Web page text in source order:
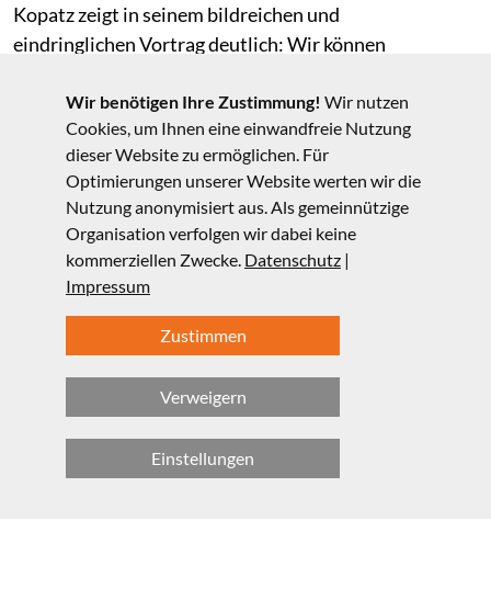
Kopatz zeigt in seinem bildreichen und
eindringlichen Vortrag deutlich: Wir können
mit Klimawandel oder Massentierhaltung befassen zu
müssen. Der Wandel zur Nachhaltigkeit kann sich
verselbständigen, wenn wir die Strukturen etwa in
Form von Standards und Limits ändern.
Manche bezeichnen das als »Erlösung
des Konsumenten«.
© LMU, Fakultät für Physik 2025
Wir benötigen Ihre Zustimmung! Wir nutzen
Cookies, um Ihnen eine einwandfreie Nutzung
dieser Website zu ermöglichen. Für
Optimierungen unserer Website werten wir die
Nutzung anonymisiert aus. Als gemeinnützige
Organisation verfolgen wir dabei keine
kommerziellen Zwecke. Datenschutz |
Impressum
Zustimmen
Verweigern
Einstellungen